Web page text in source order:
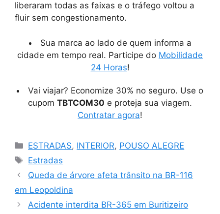
liberaram todas as faixas e o tráfego voltou a
fluir sem congestionamento.
Sua marca ao lado de quem informa a
cidade em tempo real. Participe do Mobilidade
24 Horas!
Vai viajar? Economize 30% no seguro. Use o
cupom TBTCOM30 e proteja sua viagem.
Contratar agora!
Categorias
ESTRADAS, INTERIOR, POUSO ALEGRE
Tags
Estradas
Queda de árvore afeta trânsito na BR-116
em Leopoldina
Acidente interdita BR-365 em Buritizeiro